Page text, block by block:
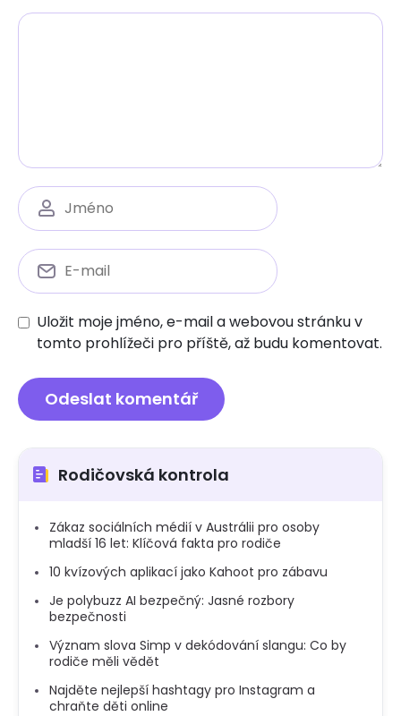
Uložit moje jméno, e-mail a webovou stránku v
tomto prohlížeči pro příště, až budu komentovat.
Rodičovská kontrola
Zákaz sociálních médií v Austrálii pro osoby
mladší 16 let: Klíčová fakta pro rodiče
10 kvízových aplikací jako Kahoot pro zábavu
Je polybuzz AI bezpečný: Jasné rozbory
bezpečnosti
Význam slova Simp v dekódování slangu: Co by
rodiče měli vědět
Najděte nejlepší hashtagy pro Instagram a
chraňte děti online